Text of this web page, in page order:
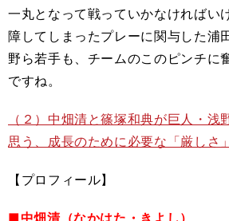
一丸となって戦っていかなければい
障してしまったプレーに関与した浦
野ら若手も、チームのこのピンチに
ですね。
（２）中畑清と篠塚和典が巨人・浅
思う、成長のために必要な「厳しさ
【プロフィール】
■中畑清（なかはた・きよし）